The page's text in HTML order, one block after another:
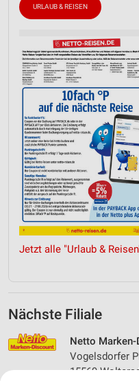
URLAUB & REISEN
Jetzt alle "Urlaub &
Nächste Filiale
Netto
Vogelsdorfer
15569